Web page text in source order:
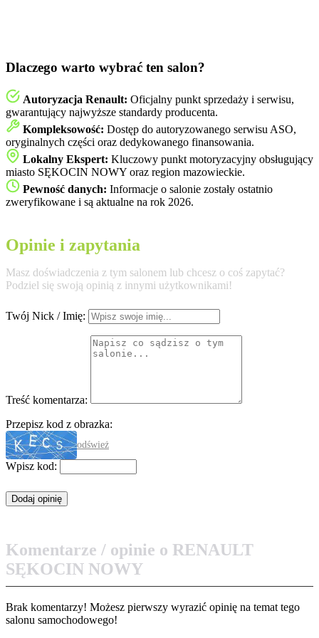
Dlaczego warto wybrać ten salon?
Autoryzacja Renault: Oficjalny punkt sprzedaży i serwisu,
gwarantujący najwyższe standardy producenta.
Kompleksowość: Dostęp do autoryzowanego serwisu ASO,
oryginalnych części oraz dedykowanego finansowania.
Lokalny Ekspert: Kluczowy punkt motoryzacyjny obsługujący
miasto SĘKOCIN NOWY oraz region mazowieckie.
Pewność danych: Informacje o salonie zostały ostatnio
zweryfikowane i są aktualne na rok 2026.
Opinie i zapytania
Masz doświadczenia z tym salonem lub chcesz o coś zapytać?
Podziel się swoją opinią z innymi użytkownikami!
Twój Nick / Imię:
Treść komentarza:
Przepisz kod z obrazka:
odśwież
Wpisz kod:
Komentarze / opinie o RENAULT
SĘKOCIN NOWY
Brak komentarzy! Możesz pierwszy wyrazić opinię na temat tego
salonu samochodowego!